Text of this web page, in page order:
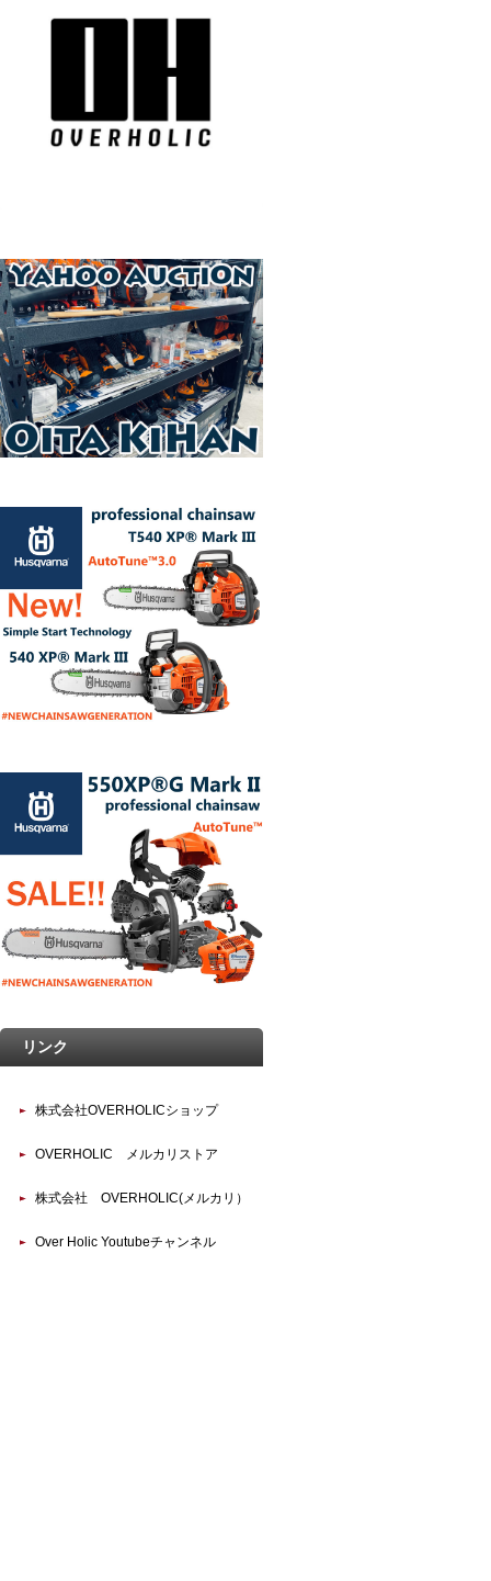
リンク
株式会社OVERHOLICショップ
OVERHOLIC メルカリストア
株式会社 OVERHOLIC(メルカリ）
Over Holic Youtubeチャンネル